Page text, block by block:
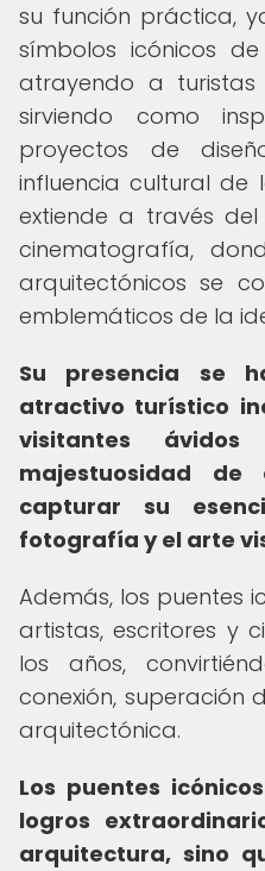
su función práctica,
símbolos icónicos
atrayendo a
sirviendo como
proyectos de
influencia cultural de
extiende a través
cinematografía,
arquitectónicos se
emblemáticos de la
Su presencia se
atractivo turístico
visitantes
majestuosidad de
capturar su
fotografía y el arte
Además, los puentes
artistas, escritores y
los años,
conexión, superación
arquitectónica.
Los puentes
logros
arquitectura, sino